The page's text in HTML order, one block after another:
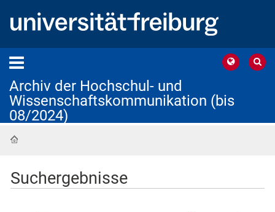
Archiv der Hochschul- und
Wissenschaftskommunikation (bis
08/2024)
Suchergebnisse